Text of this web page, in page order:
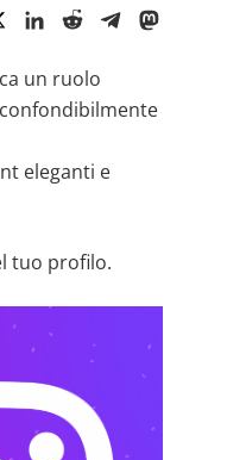
un ruolo
eleganti e
tuo profilo.